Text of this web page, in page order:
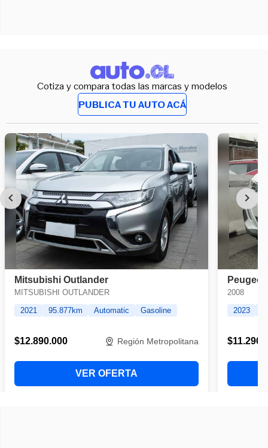
Cotiza y compara todas las marcas y modelos
PUBLICA TU AUTO ACÁ